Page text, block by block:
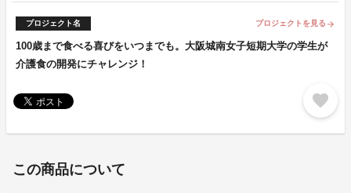
プロジェクト名 プロジェクトを見る arrow_forward
100歳まで食べる喜びをいつまでも。大阪城南女子短期大学の学生が
介護食の開発にチャレンジ！
favorite
この商品について